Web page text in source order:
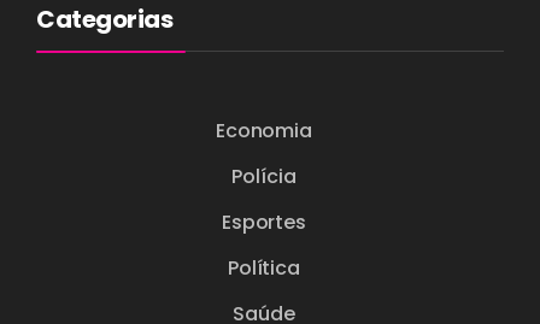
Categorias
Economia
Polícia
Esportes
Política
Saúde